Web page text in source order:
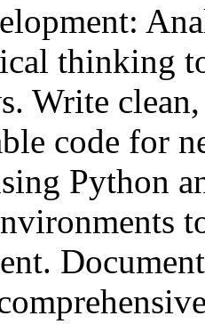
thinking
Write
code for
Python